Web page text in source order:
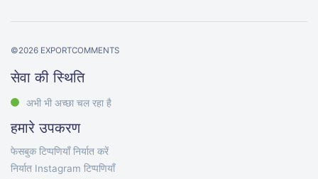
©2026 EXPORTCOMMENTS
सेवा की स्थिति
अभी भी अच्छा चल रहा है
हमारे उपकरण
फेसबुक टिप्पणियाँ निर्यात करें
निर्यात Instagram टिप्पणियाँ